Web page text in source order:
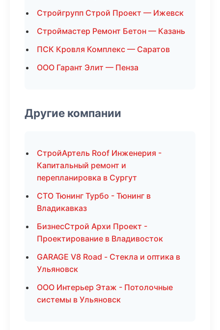
Стройгрупп Строй Проект — Ижевск
Строймастер Ремонт Бетон — Казань
ПСК Кровля Комплекс — Саратов
ООО Гарант Элит — Пенза
Другие компании
СтройАртель Roof Инженерия -
Капитальный ремонт и
перепланировка в Сургут
СТО Тюнинг Турбо - Тюнинг в
Владикавказ
БизнесСтрой Архи Проект -
Проектирование в Владивосток
GARAGE V8 Road - Стекла и оптика в
Ульяновск
ООО Интерьер Этаж - Потолочные
системы в Ульяновск